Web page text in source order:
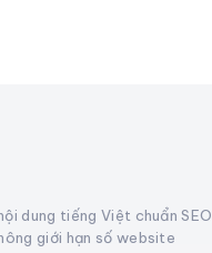
dung tiếng Việt chuẩn SEO,
giới hạn số website